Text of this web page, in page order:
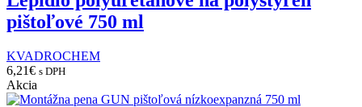
pištoľové 750 ml
KVADROCHEM
6,21€ s DPH
Akcia